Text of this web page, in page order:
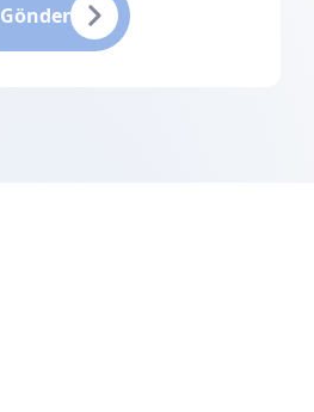
Gönder